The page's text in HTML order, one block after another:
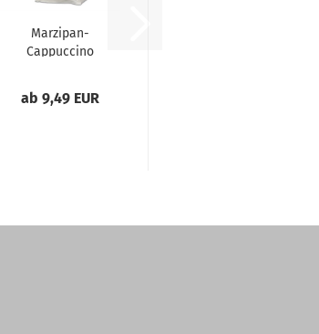
Marzipan-
Cappuccino
ab 9,49 EUR